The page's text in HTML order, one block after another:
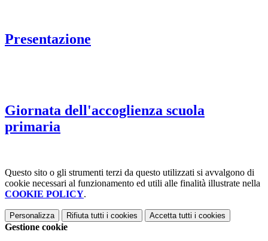
Presentazione
Giornata dell'accoglienza scuola
primaria
Questo sito o gli strumenti terzi da questo utilizzati si avvalgono di
cookie necessari al funzionamento ed utili alle finalità illustrate nella
COOKIE POLICY.
Personalizza Rifiuta tutti i cookies Accetta tutti i cookies
Gestione cookie